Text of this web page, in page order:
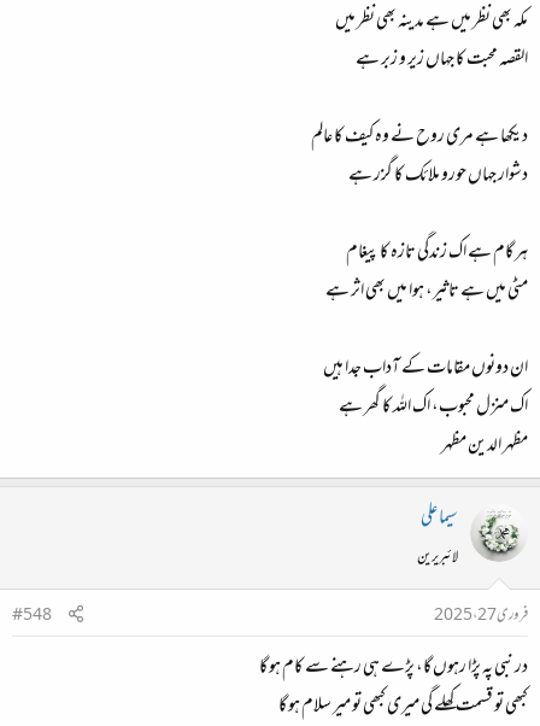
مکہ بھی نظر میں ہے مدینہ بھی نظر میں
القصہ محبت کا جہاں زیر و زبر ہے
دیکھا ہے مری روح نے وہ کیف کا عالم
دشوار جہاں حورو ملائک کا گزر ہے
ہر گام ہے اک زندگی تازہ کا پیغام
مٹی میں ہے تاثیر، ہوا میں بھی اثر ہے
ان دونوں مقامات کے آداب جدا ہیں
اک منزل محبوب، اک اللہ کا گھر ہے
مظہر الدین مظہر
سیما علی
لائبریرین
فروری 27، 2025
#548
در نبی پہ پڑا رہوں گا، پڑے ہی رہنے سے کام ہو گا
کبھی تو قسمت کھلے گی میری کبھی تو میر سلام ہو گا